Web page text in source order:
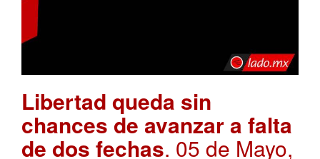
Libertad queda sin
chances de avanzar a falta
de dos fechas. 05 de Mayo,